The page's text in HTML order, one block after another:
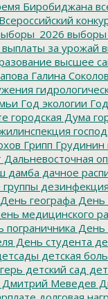
Биробиджана
Всероссийский
выплаты за урожай
высшее
Галина
Год экологии
городская Дума
Грипп Грудинин
Дальневосточная
дамба дачное
дезинфекция
День географа День
медицинского
пограничника День
День студента
детская
детский сад
Дмитрий Меведев